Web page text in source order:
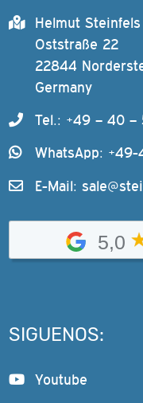
Helmut Steinfels
Oststraße 22
22844
Germany
Tel.: +49 – 40 –
WhatsApp:
E-Mail:
5,0
SIGUENOS:
Youtube